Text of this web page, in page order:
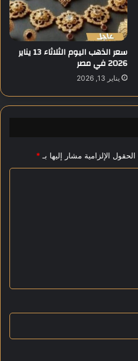
سعر الذهب اليوم الثلاثاء 13 يناير
2026 في مصر
يناير 13, 2026
الحقول الإلزامية مشار إليها بـ *